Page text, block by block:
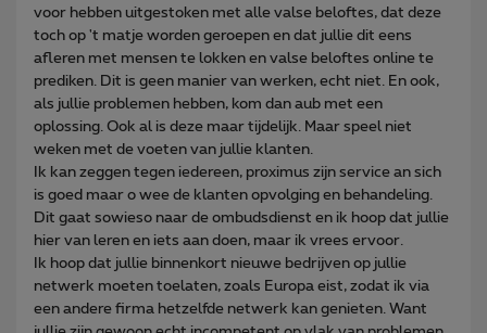
voor hebben uitgestoken met alle valse beloftes, dat deze
toch op 't matje worden geroepen en dat jullie dit eens
afleren met mensen te lokken en valse beloftes online te
prediken. Dit is geen manier van werken, echt niet. En ook,
als jullie problemen hebben, kom dan aub met een
oplossing. Ook al is deze maar tijdelijk. Maar speel niet
weken met de voeten van jullie klanten.
Ik kan zeggen tegen iedereen, proximus zijn service an sich
is goed maar o wee de klanten opvolging en behandeling.
Dit gaat sowieso naar de ombudsdienst en ik hoop dat jullie
hier van leren en iets aan doen, maar ik vrees ervoor.
Ik hoop dat jullie binnenkort nieuwe bedrijven op jullie
netwerk moeten toelaten, zoals Europa eist, zodat ik via
een andere firma hetzelfde netwerk kan genieten. Want